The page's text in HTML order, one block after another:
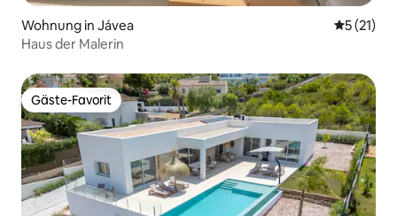
Wohnung in Jávea
5 (21)
Haus der Malerin
Gäste-Favorit
Gäste-Favorit